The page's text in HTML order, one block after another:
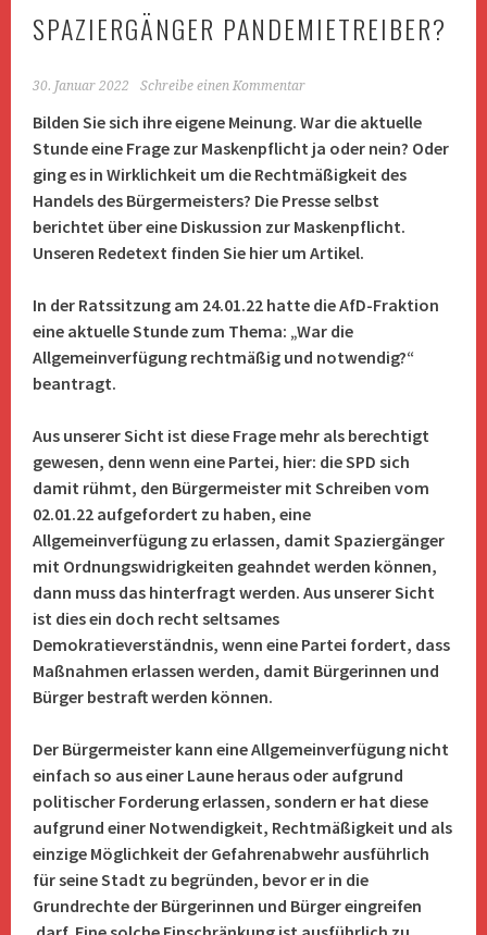
SPAZIERGÄNGER PANDEMIETREIBER?
30. Januar 2022 Schreibe einen Kommentar
Bilden Sie sich ihre eigene Meinung. War die aktuelle
Stunde eine Frage zur Maskenpflicht ja oder nein? Oder
ging es in Wirklichkeit um die Rechtmäßigkeit des
Handels des Bürgermeisters? Die Presse selbst
berichtet über eine Diskussion zur Maskenpflicht.
Unseren Redetext finden Sie hier um Artikel.
In der Ratssitzung am 24.01.22 hatte die AfD-Fraktion
eine aktuelle Stunde zum Thema: „War die
Allgemeinverfügung rechtmäßig und notwendig?“
beantragt.
Aus unserer Sicht ist diese Frage mehr als berechtigt
gewesen, denn wenn eine Partei, hier: die SPD sich
damit rühmt, den Bürgermeister mit Schreiben vom
02.01.22 aufgefordert zu haben, eine
Allgemeinverfügung zu erlassen, damit Spaziergänger
mit Ordnungswidrigkeiten geahndet werden können,
dann muss das hinterfragt werden. Aus unserer Sicht
ist dies ein doch recht seltsames
Demokratieverständnis, wenn eine Partei fordert, dass
Maßnahmen erlassen werden, damit Bürgerinnen und
Bürger bestraft werden können.
Der Bürgermeister kann eine Allgemeinverfügung nicht
einfach so aus einer Laune heraus oder aufgrund
politischer Forderung erlassen, sondern er hat diese
aufgrund einer Notwendigkeit, Rechtmäßigkeit und als
einzige Möglichkeit der Gefahrenabwehr ausführlich
für seine Stadt zu begründen, bevor er in die
Grundrechte der Bürgerinnen und Bürger eingreifen